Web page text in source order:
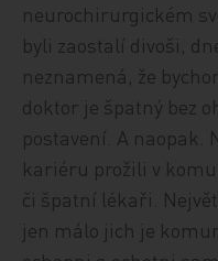
neurochirurgickém
byli zaostalí divoši,
neznamená, že
doktor je špatný bez
postavení. A naopak.
kariéru prožili v
či špatní lékaři.
jen málo jich je